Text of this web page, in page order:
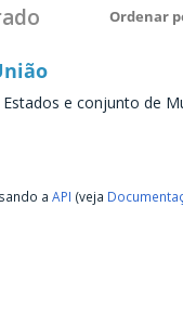
Ordenar
e conjunto de
a API (veja